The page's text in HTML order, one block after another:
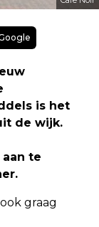
is het
de wijk.
te
graag